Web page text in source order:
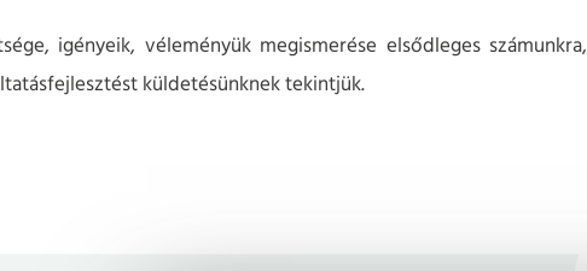
igényeik, véleményük megismerése elsődleges számunkra,
küldetésünknek tekintjük.